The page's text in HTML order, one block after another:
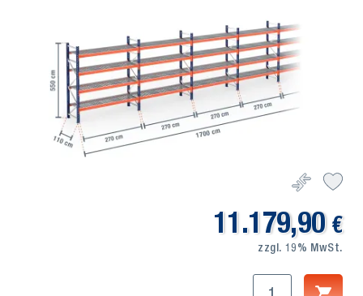
11.179,90 €
zzgl. 19% MwSt.